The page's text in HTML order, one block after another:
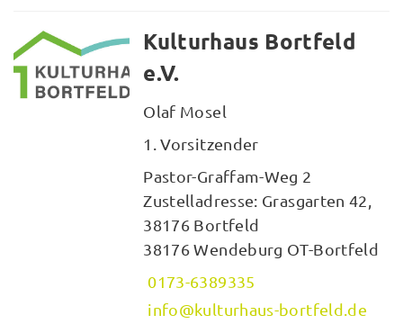
Kulturhaus Bortfeld
e.V.
Olaf Mosel
1. Vorsitzender
Pastor-Graffam-Weg 2
Zustelladresse: Grasgarten 42,
38176 Bortfeld
38176 Wendeburg OT-Bortfeld
0173-6389335
info@kulturhaus-bortfeld.de